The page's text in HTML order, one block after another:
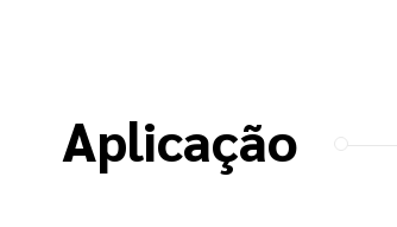
Aplicação